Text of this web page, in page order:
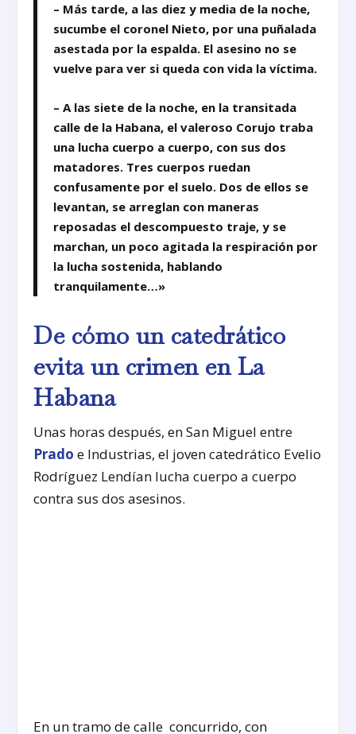
– Más tarde, a las diez y media de la noche,
sucumbe el coronel Nieto, por una puñalada
asestada por la espalda. El asesino no se
vuelve para ver si queda con vida la víctima.
– A las siete de la noche, en la transitada
calle de la Habana, el valeroso Corujo traba
una lucha cuerpo a cuerpo, con sus dos
matadores. Tres cuerpos ruedan
confusamente por el suelo. Dos de ellos se
levantan, se arreglan con maneras
reposadas el descompuesto traje, y se
marchan, un poco agitada la respiración por
la lucha sostenida, hablando
tranquilamente…»
De cómo un catedrático
evita un crimen en La
Habana
Unas horas después, en San Miguel entre
Prado e Industrias, el joven catedrático Evelio
Rodríguez Lendían lucha cuerpo a cuerpo
contra sus dos asesinos.
En un tramo de calle concurrido, con